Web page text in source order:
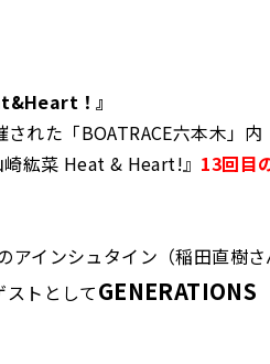
！』
れた「BOATRACE六本木」内
紘菜 Heat & Heart!』 13回目
アインシュタイン（稲田直樹
トとしてGENERATIONS